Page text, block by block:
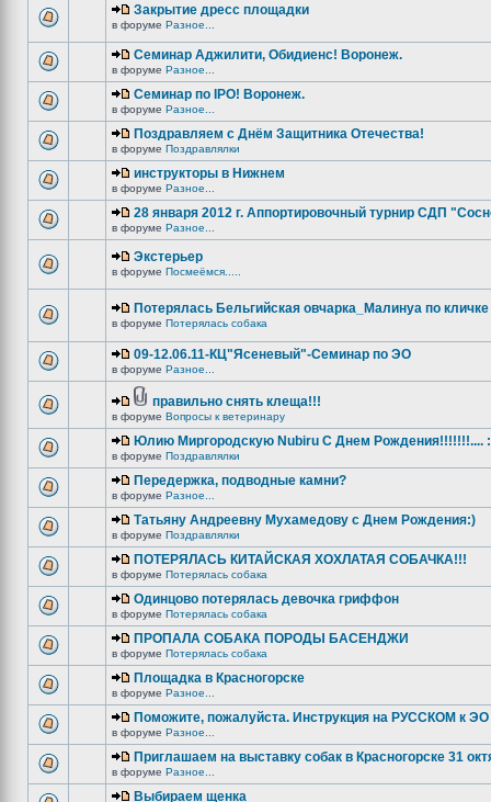
Закрытие дресс площадки
в форуме Разное...
Семинар Аджилити, Обидиенс! Воронеж.
в форуме Разное...
Семинар по IPO! Воронеж.
в форуме Разное...
Поздравляем с Днём Защитника Отечества!
в форуме Поздравлялки
инструкторы в Нижнем
в форуме Разное...
28 января 2012 г. Аппортировочный турнир СДП
в форуме Разное...
Экстерьер
в форуме Посмеёмся.....
Потерялась Бельгийская овчарка_Малинуа по
в форуме Потерялась собака
09-12.06.11-КЦ"Ясеневый"-Семинар по ЭО
в форуме Разное...
правильно снять клеща!!!
в форуме Вопросы к ветеринару
Юлию Миргородскую Nubiru С Днем Рождения!!!!!!!....
в форуме Поздравлялки
Передержка, подводные камни?
в форуме Разное...
Татьяну Андреевну Мухамедову с Днем Рождения:)
в форуме Поздравлялки
ПОТЕРЯЛАСЬ КИТАЙСКАЯ ХОХЛАТАЯ СОБАЧКА!!!
в форуме Потерялась собака
Одинцово потерялась девочка гриффон
в форуме Потерялась собака
ПРОПАЛА СОБАКА ПОРОДЫ БАСЕНДЖИ
в форуме Потерялась собака
Площадка в Красногорске
в форуме Разное...
Поможите, пожалуйста. Инструкция на РУССКОМ к ЭО
в форуме Разное...
Приглашаем на выставку собак в Красногорске 31
в форуме Разное...
Выбираем щенка